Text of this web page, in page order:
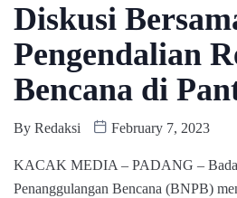
Diskusi
Pengendalian
Bencana di
By Redaksi February 7, 2023
KACAK MEDIA – PADANG –
Penanggulangan Bencana (BNPB)